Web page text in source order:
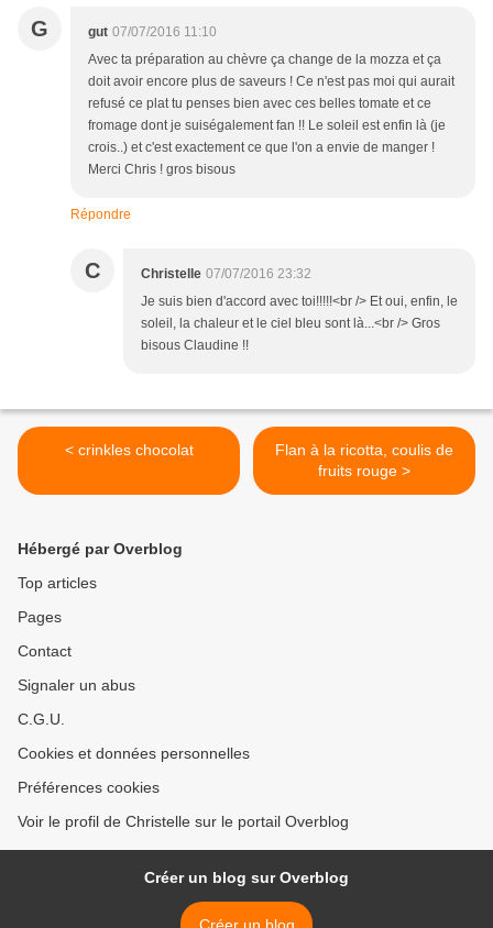
G gut 07/07/2016 11:10
Avec ta préparation au chèvre ça change de la mozza et ça
doit avoir encore plus de saveurs ! Ce n'est pas moi qui aurait
refusé ce plat tu penses bien avec ces belles tomate et ce
fromage dont je suiségalement fan !! Le soleil est enfin là (je
crois..) et c'est exactement ce que l'on a envie de manger !
Merci Chris ! gros bisous
Répondre
C Christelle 07/07/2016 23:32
Je suis bien d'accord avec toi!!!!!<br /> Et oui, enfin, le
soleil, la chaleur et le ciel bleu sont là...<br /> Gros
bisous Claudine !!
< crinkles chocolat
Flan à la ricotta, coulis de
fruits rouge >
Hébergé par Overblog
Top articles
Pages
Contact
Signaler un abus
C.G.U.
Cookies et données personnelles
Préférences cookies
Voir le profil de Christelle sur le portail Overblog
Créer un blog sur Overblog